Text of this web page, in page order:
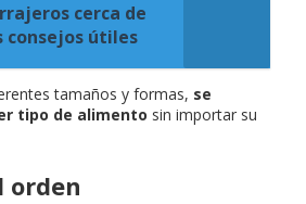
cerca de
consejos útiles
tamaños y formas, se
tipo de alimento sin importar su
orden